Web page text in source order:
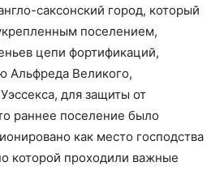
саксонский город, который
поселением,
цепи фортификаций,
Альфреда Великого,
для защиты от
раннее поселение было
как место господства
которой проходили важные